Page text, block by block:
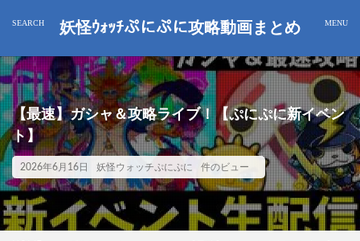
妖怪ｳｫｯﾁぷにぷに攻略動画まとめ
【最速】ガシャ＆攻略ライブ！【ぷにぷに新イベン
ト】
2026年6月16日 妖怪ウォッチぷにぷに 件のビュー